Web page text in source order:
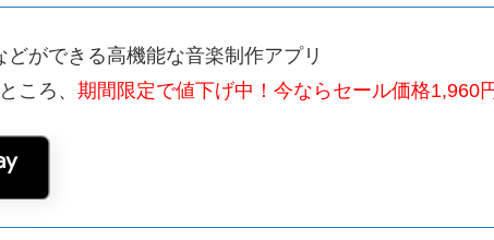
ができる高機能な音楽制作アプリ
ころ、 期間限定で値下げ中！今ならセール価格1,960